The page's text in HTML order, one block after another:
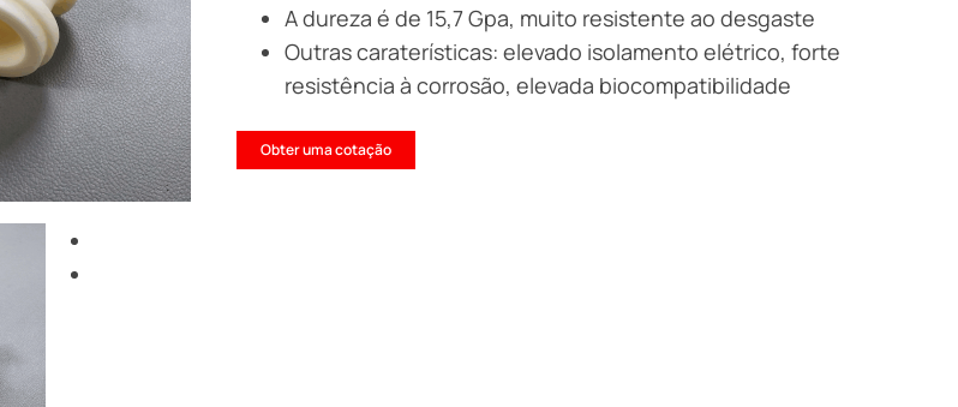
A dureza é de 15,7 Gpa, muito resistente ao desgaste
Outras caraterísticas: elevado isolamento elétrico, forte
resistência à corrosão, elevada biocompatibilidade
Obter uma cotação